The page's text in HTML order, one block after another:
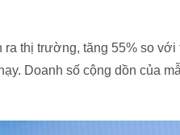
thị trường, tăng 55% so
Doanh số cộng dồn của